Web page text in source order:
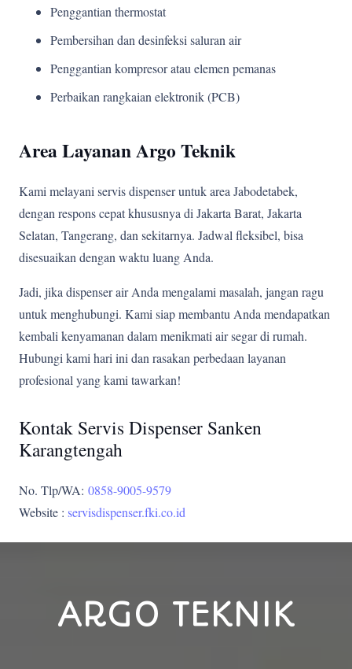
Penggantian thermostat
Pembersihan dan desinfeksi saluran air
Penggantian kompresor atau elemen pemanas
Perbaikan rangkaian elektronik (PCB)
Area Layanan Argo Teknik
Kami melayani servis dispenser untuk area Jabodetabek,
dengan respons cepat khususnya di Jakarta Barat, Jakarta
Selatan, Tangerang, dan sekitarnya. Jadwal fleksibel, bisa
disesuaikan dengan waktu luang Anda.
Jadi, jika dispenser air Anda mengalami masalah, jangan ragu
untuk menghubungi. Kami siap membantu Anda mendapatkan
kembali kenyamanan dalam menikmati air segar di rumah.
Hubungi kami hari ini dan rasakan perbedaan layanan
profesional yang kami tawarkan!
Kontak Servis Dispenser Sanken
Karangtengah
No. Tlp/WA: 0858-9005-9579
Website : servisdispenser.fki.co.id
ARGO TEKNIK